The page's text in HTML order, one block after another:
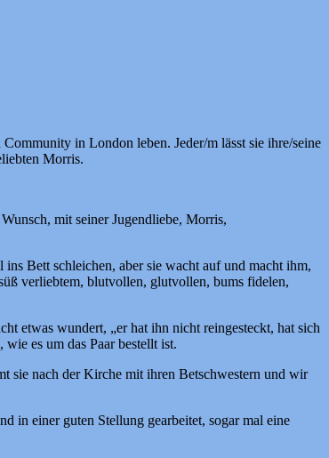
in London leben. Jeder/m lässt sie ihre/seine
Morris.
mit seiner Jugendliebe, Morris,
Bett schleichen, aber sie wacht auf und macht ihm,
verliebtem, blutvollen, glutvollen, bums fidelen,
etwas wundert, „er hat ihn nicht reingesteckt, hat sich
es um das Paar bestellt ist.
sie nach der Kirche mit ihren Betschwestern und wir
in einer guten Stellung gearbeitet, sogar mal eine